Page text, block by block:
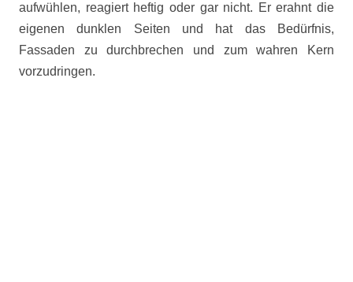
aufwühlen, reagiert heftig oder gar nicht. Er erahnt die
eigenen dunklen Seiten und hat das Bedürfnis,
Fassaden zu durchbrechen und zum wahren Kern
vorzudringen.